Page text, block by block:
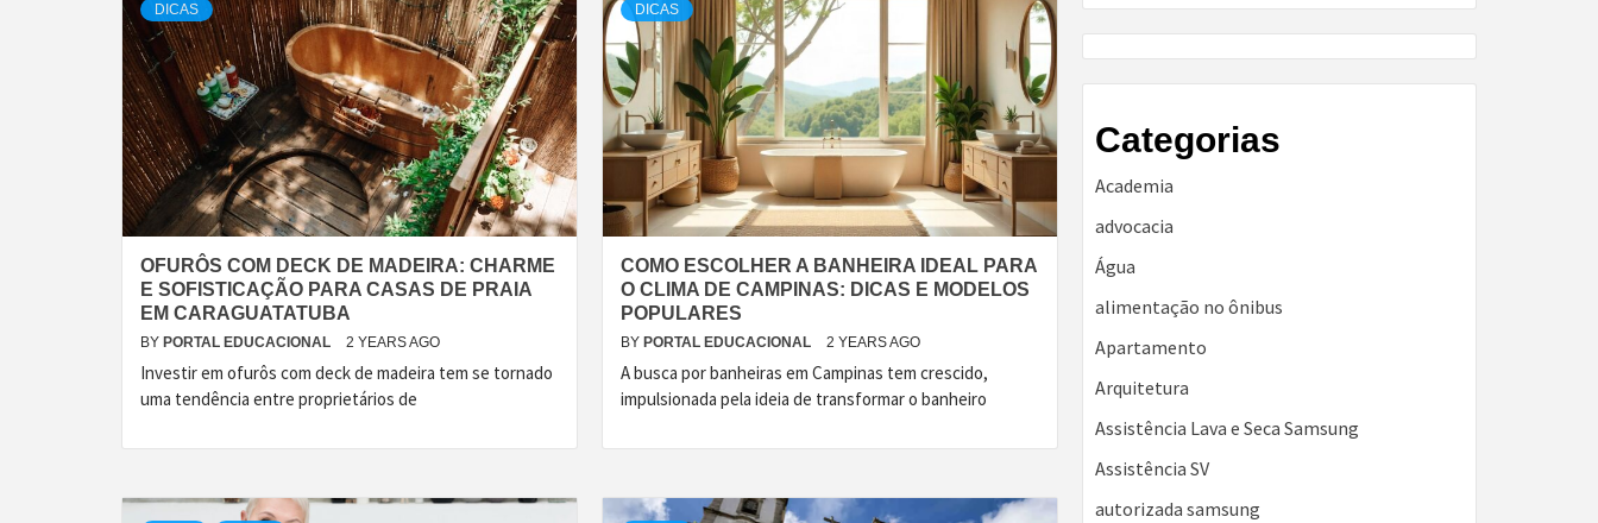
DICAS
OFURÔS COM DECK DE MADEIRA: CHARME
E SOFISTICAÇÃO PARA CASAS DE PRAIA
EM CARAGUATATUBA
BY PORTAL EDUCACIONAL 2 YEARS AGO
Investir em ofurôs com deck de madeira tem se tornado
uma tendência entre proprietários de
DICAS
COMO ESCOLHER A BANHEIRA IDEAL PARA
O CLIMA DE CAMPINAS: DICAS E MODELOS
POPULARES
BY PORTAL EDUCACIONAL 2 YEARS AGO
A busca por banheiras em Campinas tem crescido,
impulsionada pela ideia de transformar o banheiro
Categorias
Academia
advocacia
Água
alimentação no ônibus
Apartamento
Arquitetura
Assistência Lava e Seca Samsung
Assistência SV
autorizada samsung